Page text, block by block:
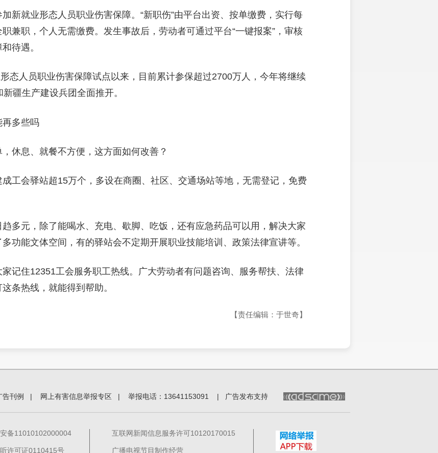
新就业形态人员职业伤害保障。“新职伤”由平台出资、按单缴费，实行每
兼职，个人无需缴费。发生事故后，劳动者可通过平台“一键报案”，审核
待遇。
态人员职业伤害保障试点以来，目前累计参保超过2700万人，今年将继续
疆生产建设兵团全面推开。
再多些吗
休息、就餐不方便，这方面如何改善？
工会驿站超15万个，多设在商圈、社区、交通场站等地，无需登记，免费
多元，除了能喝水、充电、歇脚、吃饭，还有应急药品可以用，解决大家
功能文体空间，有的驿站会不定期开展职业技能培训、政策法律宣讲等。
记住12351工会服务职工热线。广大劳动者有问题咨询、服务帮扶、法律
条热线，就能得到帮助。
【责任编辑：于世奇】
告刊例 | 网上有害信息举报专区 | 举报电话：13641153091 | 广告发布支持
备11010102000004
许可证0110415号
互联网新闻信息服务许可10120170015
广播电视节目制作经营